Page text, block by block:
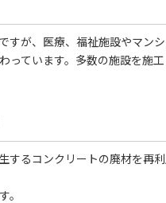
すが、医療、福祉施設やマン
っています。多数の施設を施
するコンクリートの廃材を再
。